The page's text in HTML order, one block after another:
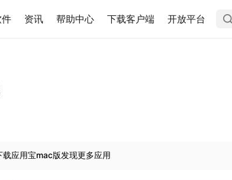
资讯 帮助中心 下载客户端 开放平台
应用宝mac版发现更多应用